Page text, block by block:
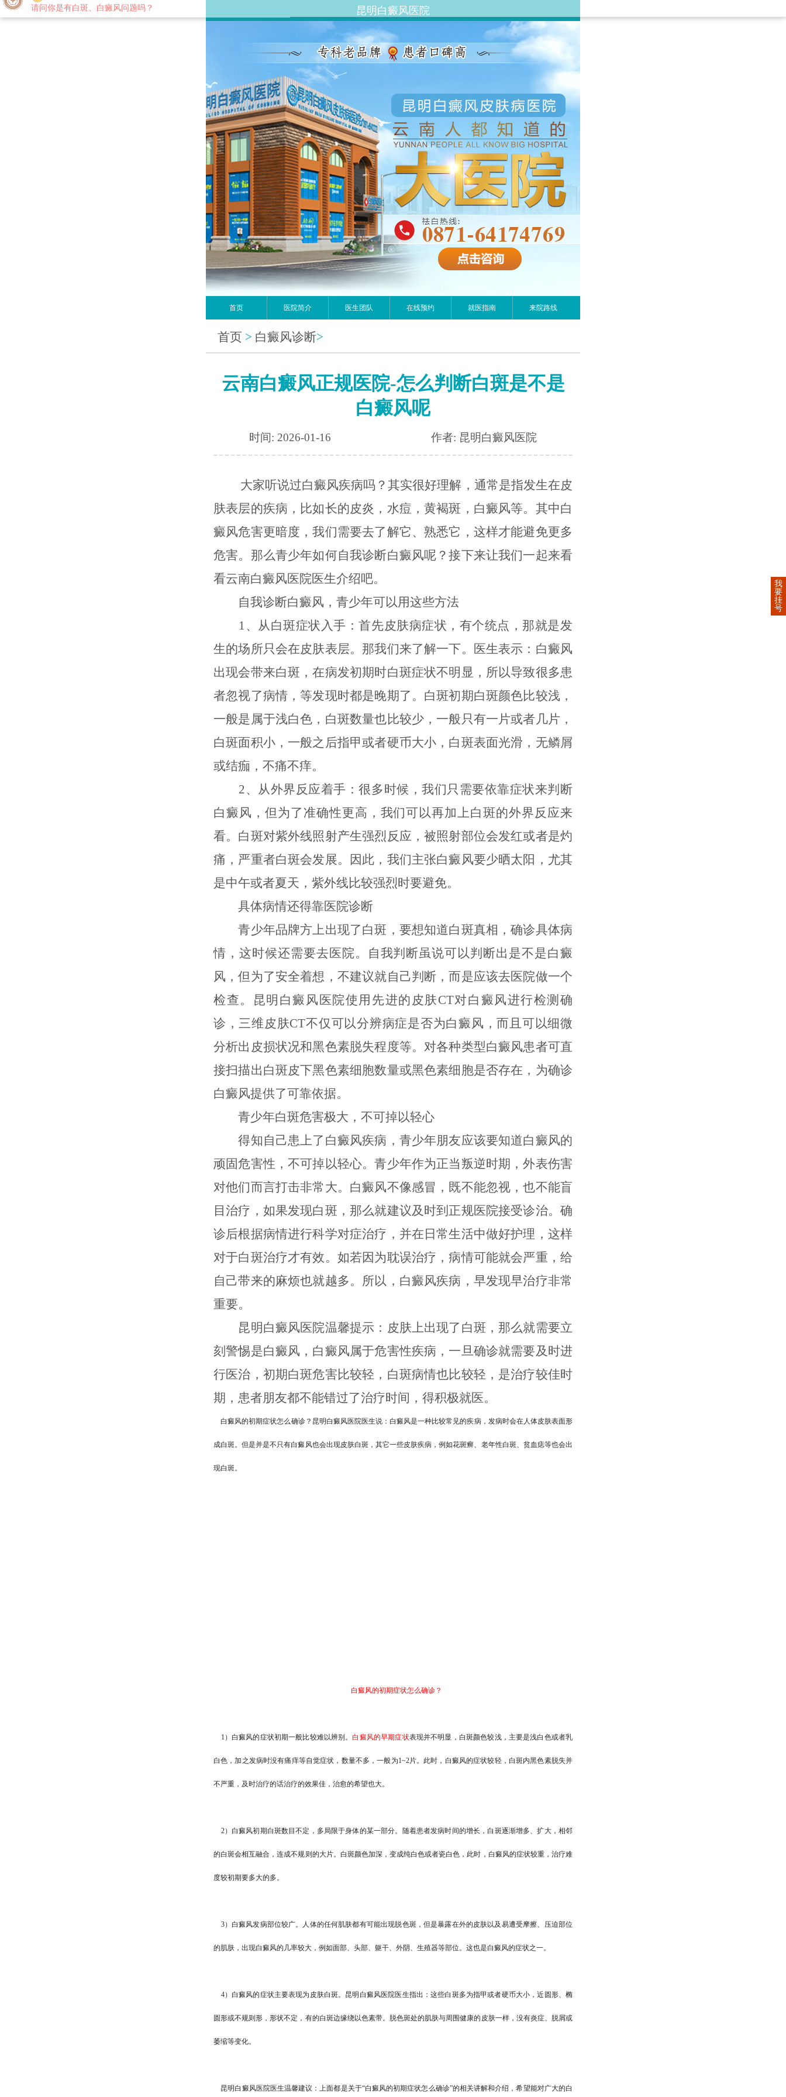
昆明白癜风医院
首页 医院简介 医生团队 在线预约 就医指南 来院路线
首页 > 白癜风诊断>
云南白癜风正规医院-怎么判断白斑是不是
白癜风呢
时间: 2026-01-16 作者: 昆明白癜风医院
大家听说过白癜风疾病吗？其实很好理解，通常是指发生在皮
肤表层的疾病，比如长的皮炎，水痘，黄褐斑，白癜风等。其中白
癜风危害更暗度，我们需要去了解它、熟悉它，这样才能避免更多
危害。那么青少年如何自我诊断白癜风呢？接下来让我们一起来看
看云南白癜风医院医生介绍吧。
自我诊断白癜风，青少年可以用这些方法
1、从白斑症状入手：首先皮肤病症状，有个统点，那就是发
生的场所只会在皮肤表层。那我们来了解一下。医生表示：白癜风
出现会带来白斑，在病发初期时白斑症状不明显，所以导致很多患
者忽视了病情，等发现时都是晚期了。白斑初期白斑颜色比较浅，
一般是属于浅白色，白斑数量也比较少，一般只有一片或者几片，
白斑面积小，一般之后指甲或者硬币大小，白斑表面光滑，无鳞屑
或结痂，不痛不痒。
2、从外界反应着手：很多时候，我们只需要依靠症状来判断
白癜风，但为了准确性更高，我们可以再加上白斑的外界反应来
看。白斑对紫外线照射产生强烈反应，被照射部位会发红或者是灼
痛，严重者白斑会发展。因此，我们主张白癜风要少晒太阳，尤其
是中午或者夏天，紫外线比较强烈时要避免。
具体病情还得靠医院诊断
青少年品牌方上出现了白斑，要想知道白斑真相，确诊具体病
情，这时候还需要去医院。自我判断虽说可以判断出是不是白癜
风，但为了安全着想，不建议就自己判断，而是应该去医院做一个
检查。昆明白癜风医院使用先进的皮肤CT对白癜风进行检测确
诊，三维皮肤CT不仅可以分辨病症是否为白癜风，而且可以细微
分析出皮损状况和黑色素脱失程度等。对各种类型白癜风患者可直
接扫描出白斑皮下黑色素细胞数量或黑色素细胞是否存在，为确诊
白癜风提供了可靠依据。
青少年白斑危害极大，不可掉以轻心
得知自己患上了白癜风疾病，青少年朋友应该要知道白癜风的
顽固危害性，不可掉以轻心。青少年作为正当叛逆时期，外表伤害
对他们而言打击非常大。白癜风不像感冒，既不能忽视，也不能盲
目治疗，如果发现白斑，那么就建议及时到正规医院接受诊治。确
诊后根据病情进行科学对症治疗，并在日常生活中做好护理，这样
对于白斑治疗才有效。如若因为耽误治疗，病情可能就会严重，给
自己带来的麻烦也就越多。所以，白癜风疾病，早发现早治疗非常
重要。
昆明白癜风医院温馨提示：皮肤上出现了白斑，那么就需要立
刻警惕是白癜风，白癜风属于危害性疾病，一旦确诊就需要及时进
行医治，初期白斑危害比较轻，白斑病情也比较轻，是治疗较佳时
期，患者朋友都不能错过了治疗时间，得积极就医。
白癜风的初期症状怎么确诊？ 昆明白癜风医院医生说：白癜风是一种比较常见的疾病，发病时会在人体皮肤表面形
成白斑。但是并是不只有白癜风也会出现皮肤白斑，其它一些皮肤疾病，例如花斑癣、老年性白斑、贫血痣等也会出
现白斑。
白癜风的初期症状怎么确诊？
1）白癜风的症状初期一般比较难以辨别 。白癜风的早期症状表现并不明显，白斑颜色较浅，主要是浅白色或者乳
白色，加之发病时没有痛痒等自觉症状，数量不多，一般为1~2片。此时，白癜风的症状较轻，白斑内黑色素脱失并
不严重，及时治疗的话治疗的效果佳，治愈的希望也大。
2）白癜风初期白斑数目不定，多局限于身体的某一部分。随着患者发病时间的增长，白斑逐渐增多、扩大，相邻
的白斑会相互融合，连成不规则的大片。白斑颜色加深，变成纯白色或者瓷白色，此时，白癜风的症状较重，治疗难
度较初期要多大的多。
3）白癜风发病部位较广。人体的任何肌肤都有可能出现脱色斑，但是暴露在外的皮肤以及易遭受摩擦、压迫部位
的肌肤，出现白癜风的几率较大，例如面部、头部、躯干、外阴、生殖器等部位。这也是白癜风的症状之一。
4）白癜风的症状主要表现为皮肤白斑。昆明白癜风医院医生指出：这些白斑多为指甲或者硬币大小，近圆形、椭
圆形或不规则形，形状不定，有的白斑边缘绕以色素带。脱色斑处的肌肤与周围健康的皮肤一样，没有炎症、脱屑或
萎缩等变化。
昆明白癜风医院医生温馨建议：上面都是关于“白癜风的初期症状怎么确诊”的相关讲解和介绍，希望能对广大的白
我
要
挂
号